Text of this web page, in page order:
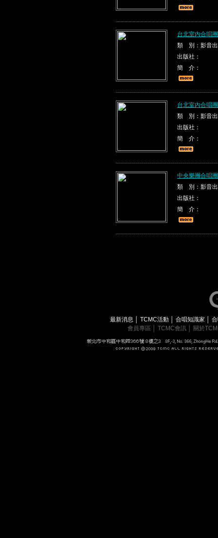
台北室內合唱
類 別：影音
出版社：
簡 介：
台北室內合唱
類 別：影音
出版社：
簡 介：
中央樂團合唱
類 別：影音
出版社：
簡 介：
最新消息 TCMC活動 合唱知識家
會員專區
TCMC會訊 關於